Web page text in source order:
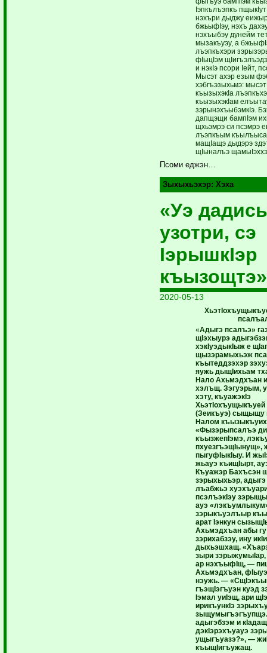
Iэпкълъэпкъ
нэхъри дыджу
бжьыфIэу, нэхъ
нэхъыбэу дунейм
мызакъуэу, а
лъэпкъхэри
фIыцIэм
и нэкIэ псори Iейт,
Мысэт ахэр езым
хэбгъэзыхьмэ:
къызыхэкIа
къызыхэкIам
зэрынэхъыбэмкIэ.
дапщэщи бампIэм
щхьэмрэ си псэмрэ
лъэпкъым
мащIащэ дыдэрэ
щIыналъэ
Псоми еджэн…
Зыхыхьэхэр: Хэха
«Уэ
узотри, сэ
IэрышкIэр
къызощтэ»
2020-05-13
«Адыгэ псалъэ»
щIэхыурэ
хэкIуэдыкIыж е
щызэрамыхьэж
къытеддзэхэр
яужь дыщIихьам
Нало Ахьмэдхъан
хэлъщ. Зэгуэрым,
хэту, къуажэкIэ
(Зеикъуэ)
Налом
«Фызэрыпсалъэ
къызжепIэмэ,
пхуезгъэщIынущ»,
пыгуфIыкIыу. И
жьауэ къищIырт,
Къуажэр Бахъсэн
зэрыхыхьэр,
лъабжьэ
псэлъэкIэу
ауэ
зэрыкъуэлъыр
арат Iэнкун
Ахьмэдхъан абы
зэрихабзэу, ину
дыхьэшхащ.
зыри
ар нэхъыфIщ, —
Ахьмэдхъан,
нэужь. —
гъэщIэгъуэн куэд
Iэмал уиIэщ, ари
ирикъункIэ
адыгэбзэм и
дэкIэрэхъуауэ
ущыгъуазэ?», —
къыщIигъужащ.